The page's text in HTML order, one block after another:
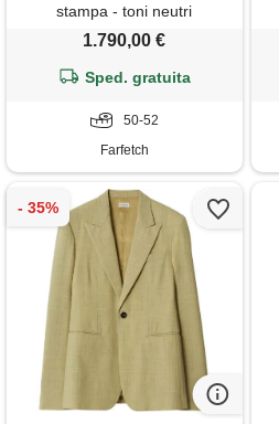
stampa - toni neutri
1.790,00 €
Sped. gratuita
50-52
Farfetch